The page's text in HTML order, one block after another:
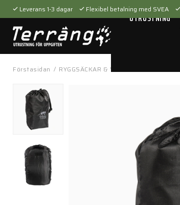
Leverans 1-3 dagar Flexibel betalning med SVEA
UTRUSTNING
Förstasidan / RYGGSÄCKAR & VÄSKOR